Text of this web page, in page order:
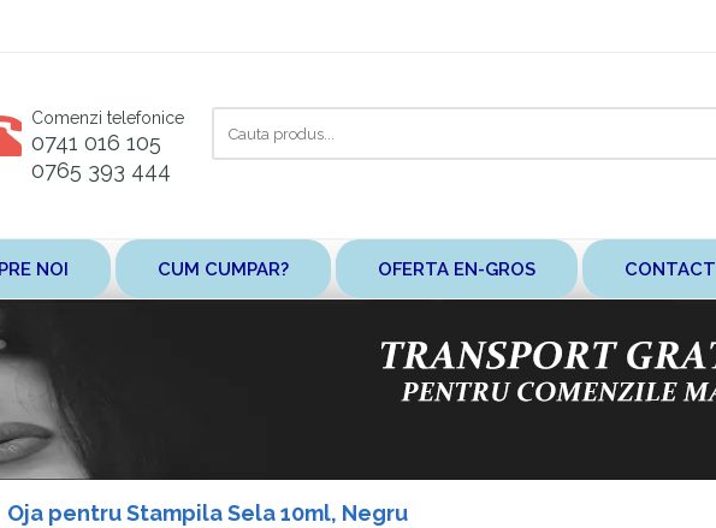
Comenzi telefonice
0741 016 105
0765 393 444
aici
NOI CUM CUMPAR? OFERTA EN-GROS CONTACT
Oja pentru Stampila Sela 10ml, Negru